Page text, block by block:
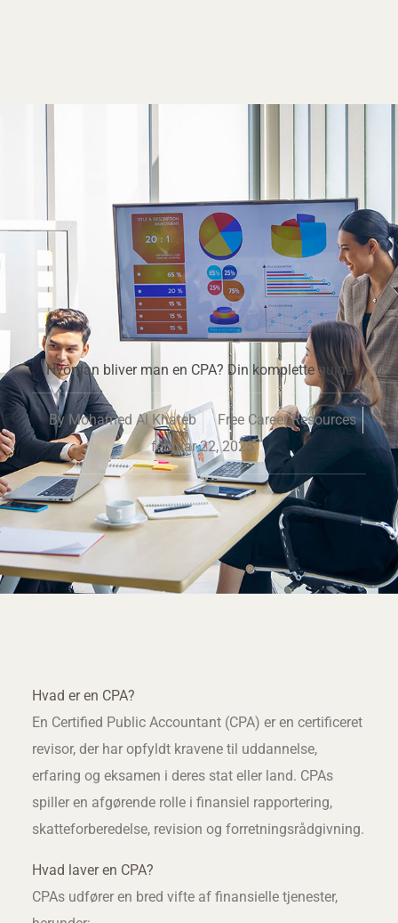
Hvordan bliver man en CPA? Din komplette guide
ByMohamed Al Khateb
Free Career Resources
februar 22, 2025
Hvad er en CPA?
En Certified Public Accountant (CPA) er en certificeret
revisor, der har opfyldt kravene til uddannelse,
erfaring og eksamen i deres stat eller land. CPAs
spiller en afgørende rolle i finansiel rapportering,
skatteforberedelse, revision og forretningsrådgivning.
Hvad laver en CPA?
CPAs udfører en bred vifte af finansielle tjenester,